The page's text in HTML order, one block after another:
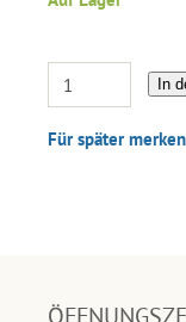
In
Für später merken